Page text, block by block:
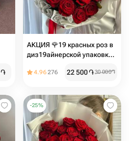
֏
АКЦИЯ 🌹19 красных роз в
диз19айнерской упаковке
4.96276 22 500֏30 000֏
-25%